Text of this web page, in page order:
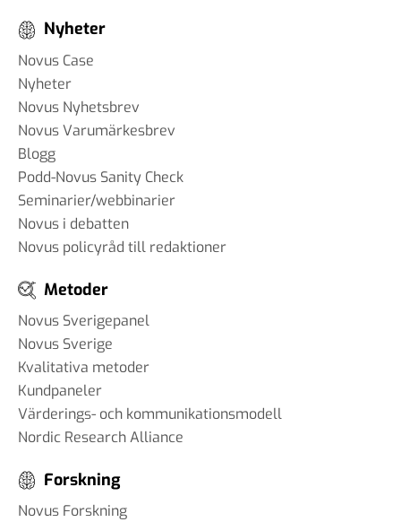
Nyheter
Novus Case
Nyheter
Novus Nyhetsbrev
Novus Varumärkesbrev
Blogg
Podd-Novus Sanity Check
Seminarier/webbinarier
Novus i debatten
Novus policyråd till redaktioner
Metoder
Novus Sverigepanel
Novus Sverige
Kvalitativa metoder
Kundpaneler
Värderings- och kommunikationsmodell
Nordic Research Alliance
Forskning
Novus Forskning